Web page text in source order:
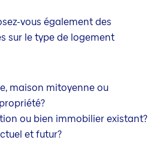
vous également des
sur le type de logement
maison mitoyenne ou
ou bien immobilier existant?
et futur?